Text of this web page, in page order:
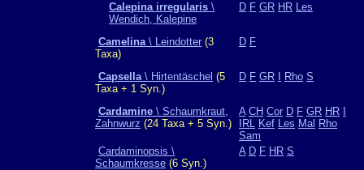
Calepina irregularis \
Wendich, Kalepine
D F GR HR Les
Camelina\ Leindotter (3
Taxa)
D F
Capsella\ Hirtentäschel (5
Taxa + 1 Syn.)
D F GR Rho S
Cardamine \ Schaumkraut,
Zahnwurz (24 Taxa + 5 Syn.)
A CH Cor D F GR HR
IRL Kef Les Mal Rho
Sam
Cardaminopsis \
Schaumkresse (6 Syn.)
A D F HR S